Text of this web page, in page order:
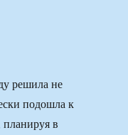
решила не
подошла к
в